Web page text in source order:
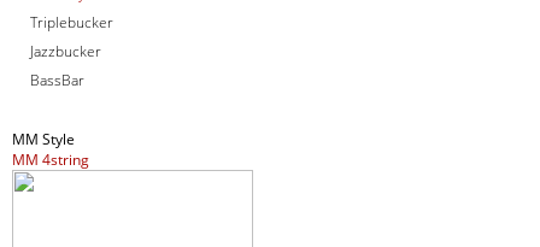
Triplebucker
Jazzbucker
BassBar
MM Style
MM 4string